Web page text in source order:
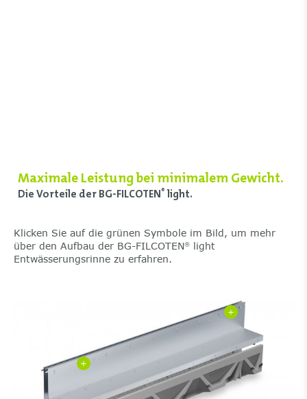
Maximale Leistung bei minimalem Gewicht.
Die Vorteile der BG-FILCOTEN® light.
Klicken Sie auf die grünen Symbole im Bild, um mehr
über den Aufbau der BG-FILCOTEN® light
Entwässerungsrinne zu erfahren.
+
+